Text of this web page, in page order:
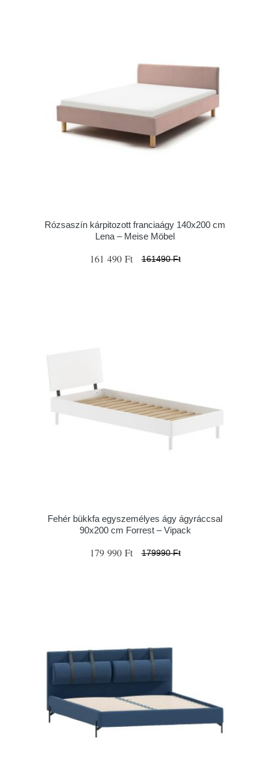
Rózsaszín kárpitozott franciaágy 140x200 cm
Lena – Meise Möbel
161 490 Ft 161490 Ft
Fehér bükkfa egyszemélyes ágy ágyráccsal
90x200 cm Forrest – Vipack
179 990 Ft 179990 Ft